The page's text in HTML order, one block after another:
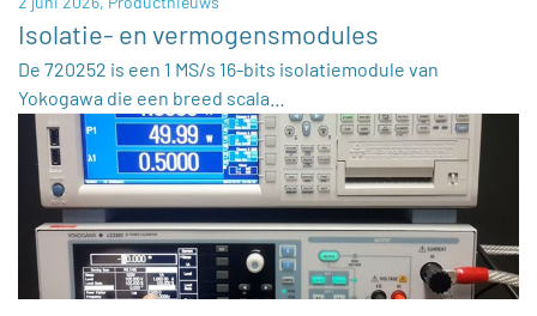
Isolatie- en vermogensmodules
De 720252 is een 1 MS/s 16-bits isolatiemodule van
Yokogawa die een breed scala…